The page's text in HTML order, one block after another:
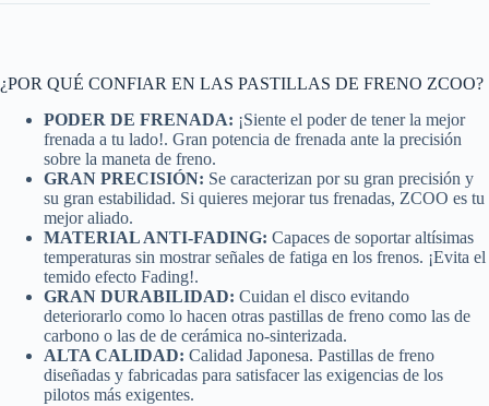
¿POR QUÉ CONFIAR EN LAS PASTILLAS DE FRENO ZCOO?
PODER DE FRENADA: ¡Siente el poder de tener la mejor
frenada a tu lado!. Gran potencia de frenada ante la precisión
sobre la maneta de freno.
GRAN PRECISIÓN: Se caracterizan por su gran precisión y
su gran estabilidad. Si quieres mejorar tus frenadas, ZCOO es tu
mejor aliado.
MATERIAL ANTI-FADING: Capaces de soportar altísimas
temperaturas sin mostrar señales de fatiga en los frenos. ¡Evita el
temido efecto Fading!.
GRAN DURABILIDAD: Cuidan el disco evitando
deteriorarlo como lo hacen otras pastillas de freno como las de
carbono o las de de cerámica no-sinterizada.
ALTA CALIDAD: Calidad Japonesa. Pastillas de freno
diseñadas y fabricadas para satisfacer las exigencias de los
pilotos más exigentes.